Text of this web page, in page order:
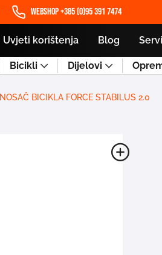
WEBSHOP +385 (0)95 391 7474
Uvjeti korištenja Blog
Bicikli Dijelovi
NOSAČ BICIKLA FORCE STABILUS 2.0